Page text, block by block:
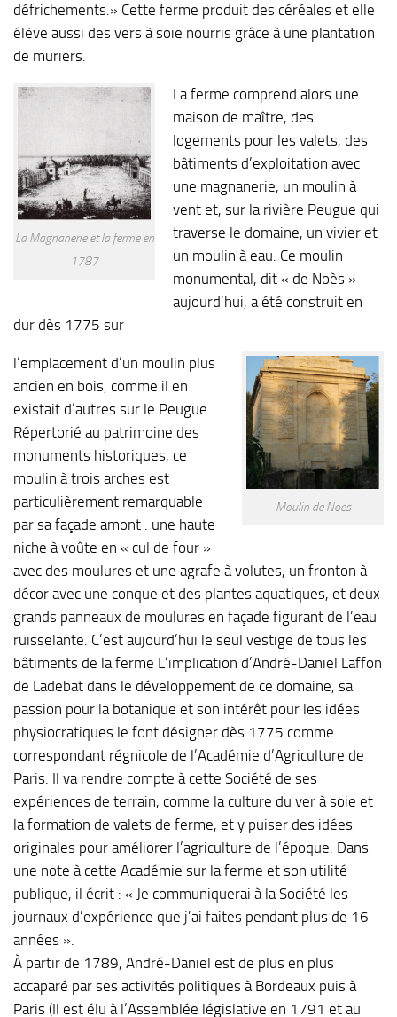
défrichements.» Cette ferme produit des céréales et elle
élève aussi des vers à soie nourris grâce à une plantation
de muriers.
La Magnanerie et la ferme en
1787
La ferme comprend alors une
maison de maître, des
logements pour les valets, des
bâtiments d’exploitation avec
une magnanerie, un moulin à
vent et, sur la rivière Peugue qui
traverse le domaine, un vivier et
un moulin à eau. Ce moulin
monumental, dit « de Noès »
aujourd’hui, a été construit en
dur dès 1775 sur
Moulin de Noes
l’emplacement d’un moulin plus
ancien en bois, comme il en
existait d’autres sur le Peugue.
Répertorié au patrimoine des
monuments historiques, ce
moulin à trois arches est
particulièrement remarquable
par sa façade amont : une haute
niche à voûte en « cul de four »
avec des moulures et une agrafe à volutes, un fronton à
décor avec une conque et des plantes aquatiques, et deux
grands panneaux de moulures en façade figurant de l’eau
ruisselante. C’est aujourd’hui le seul vestige de tous les
bâtiments de la ferme L’implication d’André-Daniel Laffon
de Ladebat dans le développement de ce domaine, sa
passion pour la botanique et son intérêt pour les idées
physiocratiques le font désigner dès 1775 comme
correspondant régnicole de l’Académie d’Agriculture de
Paris. Il va rendre compte à cette Société de ses
expériences de terrain, comme la culture du ver à soie et
la formation de valets de ferme, et y puiser des idées
originales pour améliorer l’agriculture de l’époque. Dans
une note à cette Académie sur la ferme et son utilité
publique, il écrit : « Je communiquerai à la Société les
journaux d’expérience que j’ai faites pendant plus de 16
années ».
À partir de 1789, André-Daniel est de plus en plus
accaparé par ses activités politiques à Bordeaux puis à
Paris (Il est élu à l’Assemblée législative en 1791 et au